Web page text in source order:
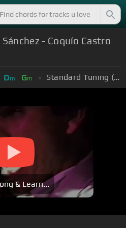
- Coquío Castro
Dm Gm Standard Tuning (EADGBE)
& Learn...